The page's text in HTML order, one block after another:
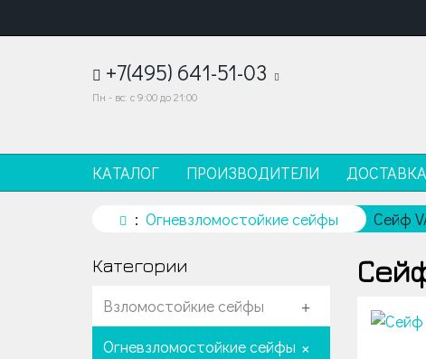
+7(495) 641-51-03
Пн - вс: с 9:00 до 21:00
КАТАЛОГ ПРОИЗВОДИТЕЛИ ДОСТАВКА
Огневзломостойкие сейфы Сейф
Категории
Взломостойкие сейфы +
Огневзломостойкие сейфы +